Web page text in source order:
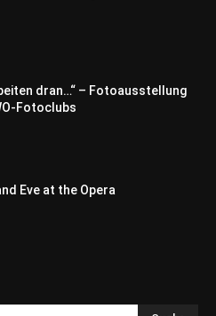
dran…“ – Fotoausstellung
Fotoclubs
Eve at the Opera